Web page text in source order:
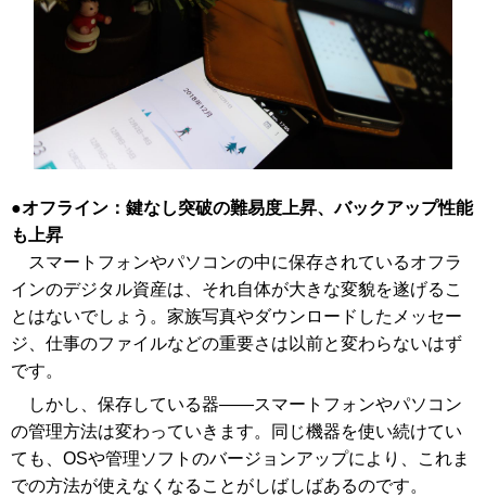
オフライン：鍵なし突破の難易度上昇、バックアップ性能
も上昇
スマートフォンやパソコンの中に保存されているオフラ
インのデジタル資産は、それ自体が大きな変貌を遂げるこ
とはないでしょう。家族写真やダウンロードしたメッセー
ジ、仕事のファイルなどの重要さは以前と変わらないはず
です。
しかし、保存している器――スマートフォンやパソコン
の管理方法は変わっていきます。同じ機器を使い続けてい
ても、OSや管理ソフトのバージョンアップにより、これま
での方法が使えなくなることがしばしばあるのです。